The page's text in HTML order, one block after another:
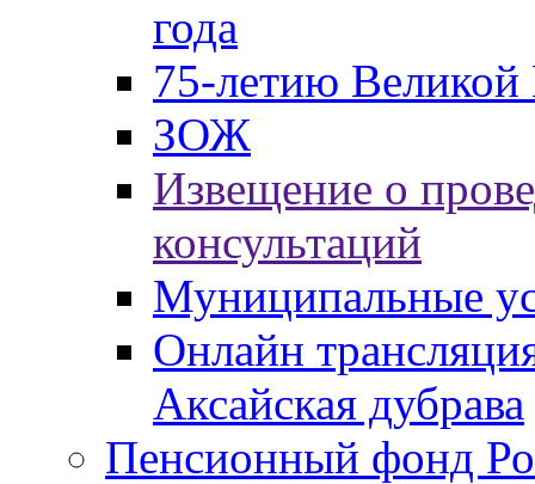
года
75-летию
ЗОЖ
Извещение о
консультаций
Муниципальные
Онлайн
Аксайская дубрава
Пенсионный фонд